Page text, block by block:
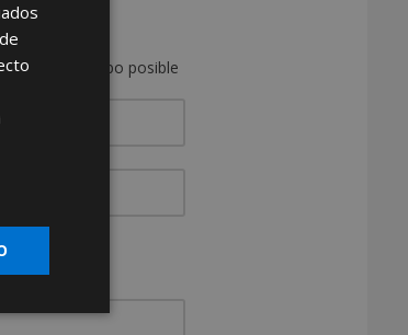
menor tiempo posible